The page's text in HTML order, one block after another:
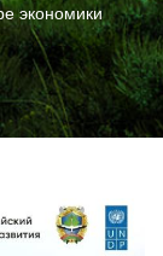
экономики